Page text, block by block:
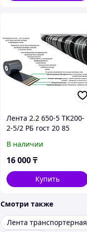
Лента 2.2 650-5 ТК200-
2-5/2 РБ гост 20 85
В наличии
16 000₸
Купить
Смотри также
Лента транспортерная